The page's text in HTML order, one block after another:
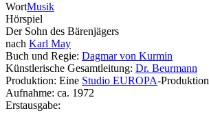
WortMusik
Hörspiel
Der Sohn des Bärenjägers
nach Karl May
Buch und Regie: Dagmar von Kurmin
Künstlerische Gesamtleitung: Dr. Beurmann
Produktion: Eine Studio EUROPA-Produktion
Aufnahme: ca. 1972
Erstausgabe: